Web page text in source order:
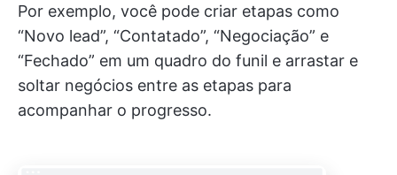
Por exemplo, você pode criar etapas como
“Novo lead”, “Contatado”, “Negociação” e
“Fechado” em um quadro do funil e arrastar e
soltar negócios entre as etapas para
acompanhar o progresso.